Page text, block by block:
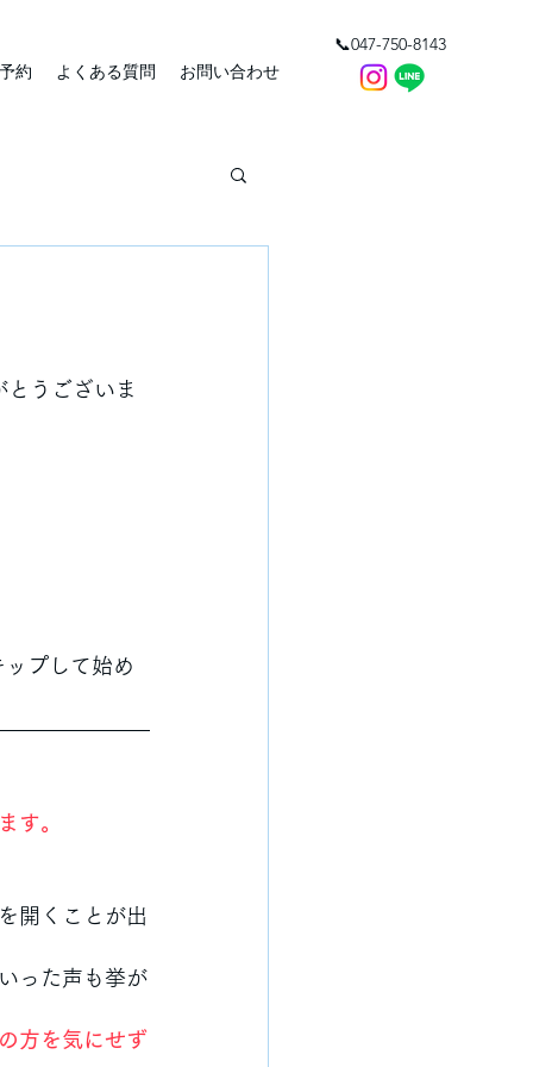
約 よくある質問 お問い合わせ
📞047-750-8143
うございま
プして始め
す。
開くことが出
った声も挙が
方を気にせず